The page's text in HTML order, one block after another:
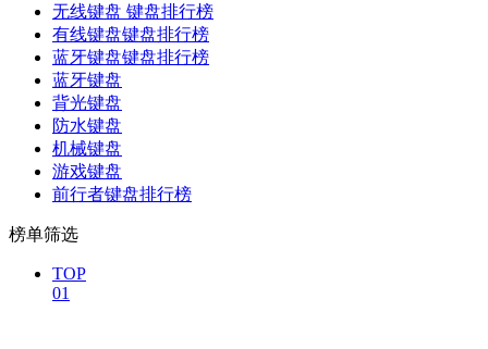
无线键盘 键盘排行榜
有线键盘键盘排行榜
蓝牙键盘键盘排行榜
蓝牙键盘
背光键盘
防水键盘
机械键盘
游戏键盘
前行者键盘排行榜
榜单筛选
TOP
01